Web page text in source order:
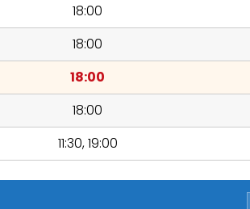
18:00
18:00
18:00
18:00
11:30, 19:00